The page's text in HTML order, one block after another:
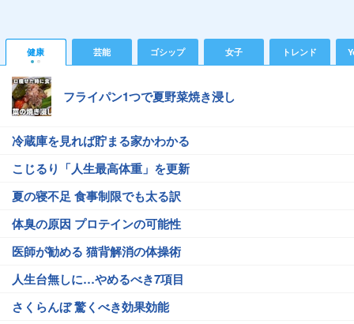
健康 芸能 ゴシップ 女子 トレンド
フライパン1つで夏野菜焼き浸し
冷蔵庫を見れば貯まる家かわかる
こじるり「人生最高体重」を更新
夏の寝不足 食事制限でも太る訳
体臭の原因 プロテインの可能性
医師が勧める 猫背解消の体操術
人生台無しに…やめるべき7項目
さくらんぼ 驚くべき効果効能